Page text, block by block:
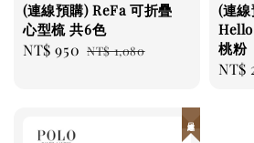
(連線預購) ReFa 可折疊
心型梳 共6色
Sale
NT$ 950 Regular
NT$ 1,080
(連
桃粉
Sale
NT$